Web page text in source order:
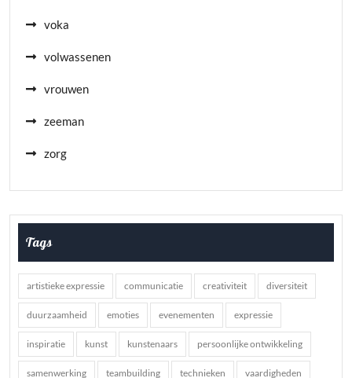
voka
volwassenen
vrouwen
zeeman
zorg
Tags
artistieke expressie communicatie creativiteit diversiteit
duurzaamheid emoties evenementen expressie
inspiratie kunst kunstenaars persoonlijke ontwikkeling
samenwerking teambuilding technieken vaardigheden